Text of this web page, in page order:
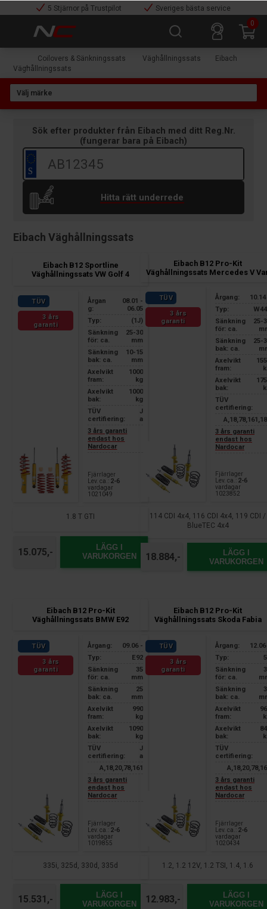
5 Stjärnor på Trustpilot
Sveriges bästa service
0
Coilovers & Sänkningssats Väghållningssats
Eibach
Väghållningssats
Sök efter produkter från Eibach med ditt Reg.Nr.
(fungerar bara på Eibach)
Hitta rätt underrede
Eibach Väghållningssats
Eibach B12 Sportline
Väghållningssats VW Golf 4
TÜV
3 års
garanti
Årgan
g:
08.01 -
06.05
Typ:
(1J)
Sänkning
för: ca.
25-30
mm
Sänkning
bak: ca.
10-15
mm
Axelvikt
fram:
1000
kg
Axelvikt
bak:
1000
kg
TÜV
certifiering:
J
a
3 års garanti
endast hos
Nardocar
Fjärrlager
Lev. ca.: 2-6
vardagar
1021049
1.8 T GTI
15.075,-
LÄGG I
VARUKORGEN
Eibach B12 Pro-Kit
Väghållningssats Mercedes V
TÜV
3 års
garanti
Årgang:
Typ:
Sänkning
för: ca.
25-
Sänkning
bak: ca.
25-
Axelvikt
fram:
Axelvikt
bak:
TÜV
certifiering:
3 års garanti
endast hos
Nardocar
Fjärrlager
Lev. ca.: 2-6
vardagar
1023852
114 CDI 4x4, 116 CDI 4x4, 119 CDI /
BlueTEC 4x4
18.884,-
LÄGG I
VARUKORGEN
Eibach B12 Pro-Kit
Väghållningssats BMW E92
TÜV
3 års
garanti
Årgang:
09.06 -
Typ:
E92
Sänkning
för: ca.
35
mm
Sänkning
bak: ca.
25
mm
Axelvikt
fram:
990
kg
Axelvikt
bak:
1090
kg
TÜV
certifiering:
J
a
A,18,20,78,161
3 års garanti
endast hos
Nardocar
Fjärrlager
Lev. ca.: 2-6
vardagar
1019855
335i, 325d, 330d, 335d
15.531,-
LÄGG I
VARUKORGEN
Eibach B12 Pro-Kit
Väghållningssats Skoda Fabia
TÜV
3 års
garanti
Årgang:
Typ:
Sänkning
för: ca.
Sänkning
bak: ca.
Axelvikt
fram:
Axelvikt
bak:
TÜV
certifiering:
3 års garanti
endast hos
Nardocar
Fjärrlager
Lev. ca.: 2-6
vardagar
1020434
1.2, 1.2 12V, 1.2 TSI, 1.4, 1.6
12.983,-
LÄGG I
VARUKORGEN